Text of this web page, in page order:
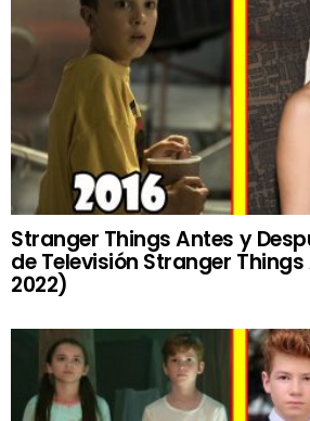
Stranger Things Antes y
de Televisión Stranger
2022)